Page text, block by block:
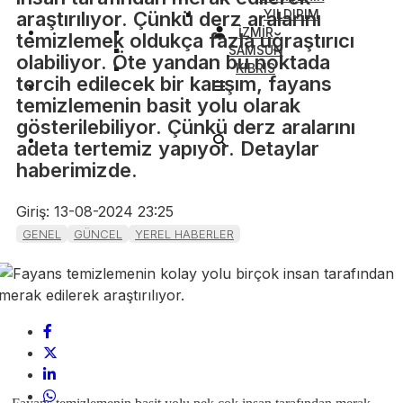
YILDIRIM
İZMİR
SAMSUN
KIBRIS
araştırılıyor. Çünkü derz aralarını
temizlemek oldukça fazla uğraştırıcı
olabiliyor. Öte yandan bu noktada
tercih edilecek bir karışım, fayans
temizlemenin basit yolu olarak
gösterilebiliyor. Çünkü derz aralarını
adeta tertemiz yapıyor. Detaylar
haberimizde.
Giriş: 13-08-2024 23:25
GENEL GÜNCEL YEREL HABERLER